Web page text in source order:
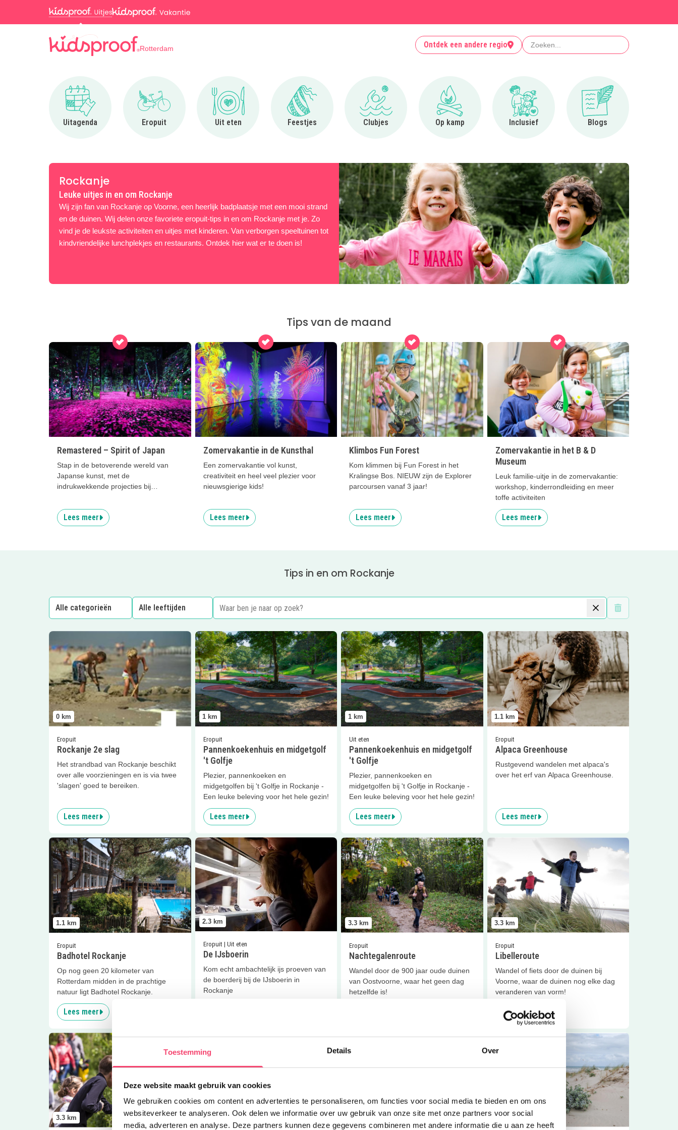
Toestemming Details Over
Deze website maakt gebruik van cookies
We gebruiken cookies om content en advertenties te personaliseren, om functies voor social media te bieden en om ons
websiteverkeer te analyseren. Ook delen we informatie over uw gebruik van onze site met onze partners voor social
media, adverteren en analyse. Deze partners kunnen deze gegevens combineren met andere informatie die u aan ze heeft
Rotterdam Ontdek een andere regio Zoeken
Uitagenda
Ga naar Uitagenda
Eropuit
Ga naar Eropuit
Uit eten
Ga naar Uit eten
Feestjes
Ga naar Feestjes
Clubjes
Ga naar Clubjes
Op kamp
Ga naar Op kamp
Inclusief
Ga naar Inclusief
Blogs
Ga naar Blogs
Rockanje
Leuke uitjes in en om Rockanje
Wij zijn fan van Rockanje op Voorne, een heerlijk badplaatsje met een mooi strand
en de duinen. Wij delen onze favoriete eropuit-tips in en om Rockanje met je. Zo
vind je de leukste activiteiten en uitjes met kinderen. Van verborgen speeltuinen tot
kindvriendelijke lunchplekjes en restaurants. Ontdek hier wat er te doen is!
Tips van de maand
Remastered – Spirit of Japan
Stap in de betoverende wereld van
Japanse kunst, met de
indrukwekkende projecties bij
Lees meer
Zomervakantie in de Kunsthal
Een zomervakantie vol kunst,
creativiteit en heel veel plezier voor
nieuwsgierige kids!
Lees meer
Klimbos Fun Forest
Kom klimmen bij Fun Forest in het
Kralingse Bos. NIEUW zijn de Explorer
parcoursen vanaf 3 jaar!
Lees meer
Zomervakantie in het B & D
Museum
Leuk familie-uitje in de zomervakantie:
workshop, kinderrondleiding en meer
toffe activiteiten
Lees meer
Tips in en om Rockanje
Wis filters
0 km
Eropuit
Rockanje 2e slag
Het strandbad van Rockanje beschikt
over alle voorzieningen en is via twee
'slagen' goed te bereiken.
Lees meer
Lees meer
1 km
Eropuit
Pannenkoekenhuis en midgetgolf
't Golfje
Plezier, pannenkoeken en
midgetgolfen bij 't Golfje in Rockanje -
Een leuke beleving voor het hele gezin!
Lees meer
Lees meer Pannenkoekenhuis en midgetgolf 't Golfje
1 km
Uit eten
Pannenkoekenhuis en midgetgolf
't Golfje
Plezier, pannenkoeken en
midgetgolfen bij 't Golfje in Rockanje -
Een leuke beleving voor het hele gezin!
Lees meer
Lees meer Pannenkoekenhuis en midgetgolf 't Golfje
1.1 km
Eropuit
Alpaca Greenhouse
Rustgevend wandelen met alpaca's
over het erf van Alpaca Greenhouse.
Lees meer
Lees meer Alpaca Greenhouse
1.1 km
Eropuit
Badhotel Rockanje
Op nog geen 20 kilometer van
Rotterdam midden in de prachtige
natuur ligt Badhotel Rockanje.
Lees meer
Lees meer Badhotel Rockanje
2.3 km
Eropuit | Uit eten
De IJsboerin
Kom echt ambachtelijk ijs proeven van
de boerderij bij de IJsboerin in
Rockanje
Lees meer De IJsboerin
3.3 km
Eropuit
Nachtegalenroute
Wandel door de 900 jaar oude duinen
van Oostvoorne, waar het geen dag
hetzelfde is!
Lees meer Nachtegalenroute
3.3 km
Eropuit
Libelleroute
Wandel of fiets door de duinen bij
Voorne, waar de duinen nog elke dag
veranderen van vorm!
Lees meer
Lees meer
3.3 km
Lees meer Bosmuisroute
3.3 km
Lees meer Tenellaplas
3.3 km
Lees meer Speurtocht door de duinen
3.3 km
Lees meer Dwalen door duinen